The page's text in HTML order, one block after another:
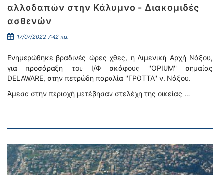
αλλοδαπών στην Κάλυμνο - Διακομιδές
ασθενών
17/07/2022 7:42 πμ.
Ενημερώθηκε βραδινές ώρες χθες, η Λιμενική Αρχή Νάξου,
για προσάραξη του Ι/Φ σκάφους ''OPIUM'' σημαίας
DELAWARE, στην πετρώδη παραλία ''ΓΡΟΤΤΑ'' ν. Νάξου.
Άμεσα στην περιοχή μετέβησαν στελέχη της οικείας …